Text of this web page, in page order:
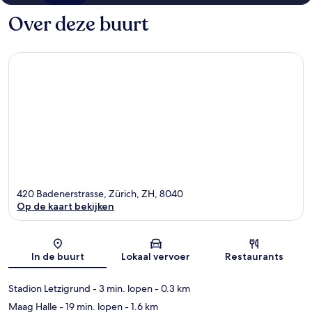
Over deze buurt
Kaart
420 Badenerstrasse, Zürich, ZH, 8040
Op de kaart bekijken
In de buurt Lokaal vervoer Restaurants
Stadion Letzigrund - 3 min. lopen- 0.3 km
Maag Halle- 19 min. lopen- 1.6 km